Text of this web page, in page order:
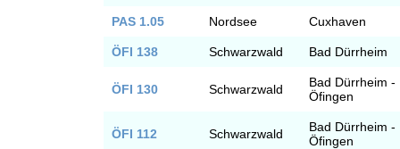
PAS 1.05 Nordsee Cuxhaven
ÖFI 138 Schwarzwald Bad Dürrheim
ÖFI 130 Schwarzwald
Bad Dürrheim -
Öfingen
ÖFI 112 Schwarzwald
Bad Dürrheim -
Öfingen